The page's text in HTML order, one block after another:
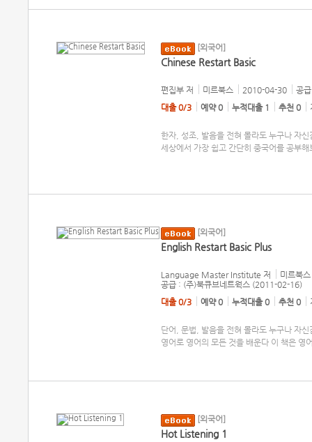
[외국어]
Chinese Restart Basic
편집부 저 미르북스 2010-04-30
공
대출 0/3
예약 0 누적대출 1 추천 0
한자, 성조, 발음을 전혀 몰라도 누구나 자
세상에서 가장 쉽고 간단히 중국어를 공부
[외국어]
English Restart Basic Plus
Language Master Institute 저
미르북스
공급 : (주)북큐브네트웍스 (2011-02-16)
대출 0/3
예약 0 누적대출 0 추천 0
단어, 문법, 발음을 전혀 몰라도 누구나 자
영어로 영어의 모든 것을 배운다 이 책은 영
[외국어]
Hot Listening 1